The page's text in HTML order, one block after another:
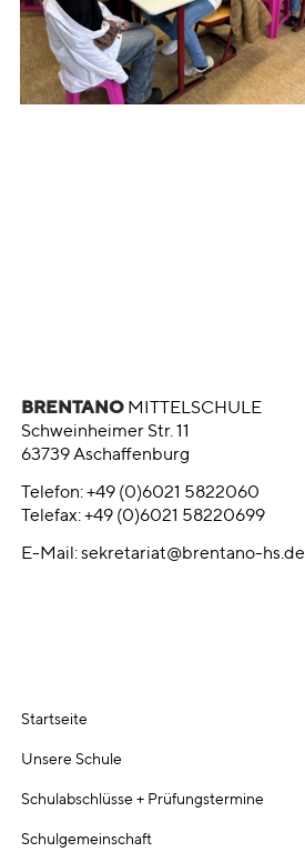
BRENTANOMITTELSCHULE
Schweinheimer Str. 11
63739 Aschaffenburg
Telefon: +49 (0)6021 5822060
Telefax: +49 (0)6021 58220699
E-Mail:sekretariat@brentano-hs.de
Startseite
Unsere Schule
Schulabschlüsse + Prüfungstermine
Schulgemeinschaft